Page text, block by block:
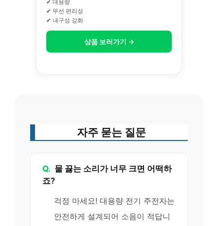
✔ 대용량
✔ 무선 편리성
✔ 내구성 강화
상품 보러가기 →
자주 묻는 질문
Q. 물 끓는 소리가 너무 크면 어떡하
죠?
걱정 마세요! 대용량 전기 주전자는
안전하게 설계되어 소음이 적답니